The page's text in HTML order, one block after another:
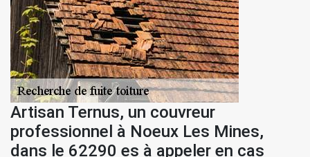
Artisan Ternus, un couvreur
professionnel à Noeux Les Mines,
dans le 62290 es à appeler en cas